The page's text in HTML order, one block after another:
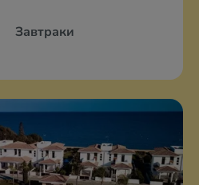
Завтраки